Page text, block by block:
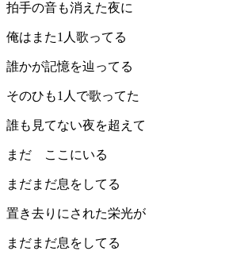
拍手の音も消えた夜に
俺はまた1人歌ってる
誰かが記憶を辿ってる
そのひも1人で歌ってた
誰も見てない夜を超えて
まだ ここにいる
まだまだ息をしてる
置き去りにされた栄光が
まだまだ息をしてる